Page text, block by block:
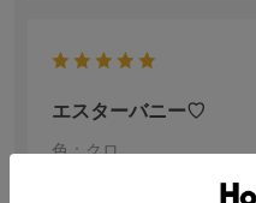
エスターバニー♡
色：クロ
:ちょうどいい